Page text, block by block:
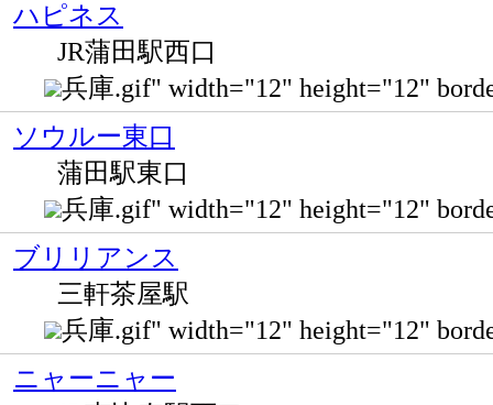
ハピネス
JR蒲田駅西口
兵庫.gif" width="12" height="12"
ソウルー東口
蒲田駅東口
兵庫.gif" width="12" height="12"
ブリリアンス
三軒茶屋駅
兵庫.gif" width="12" height="12"
ニャーニャー